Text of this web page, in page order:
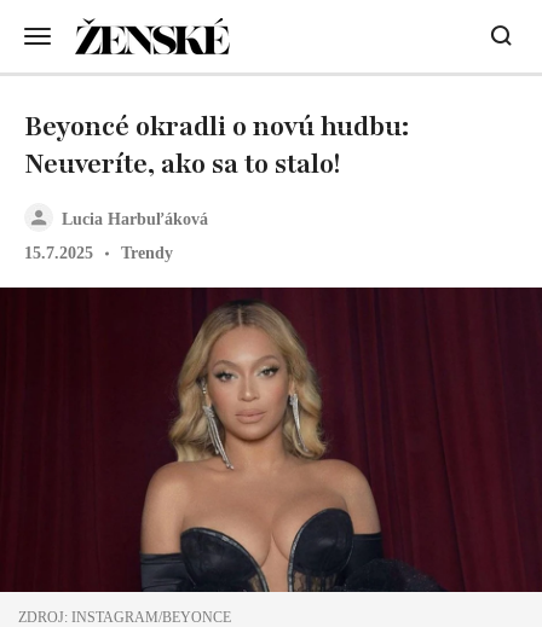
Lucia Harbuľáková
15.7.2025
Trendy
Beyoncé okradli o novú hudbu:
Neuveríte, ako sa to stalo!
ZDROJ: INSTAGRAM/BEYONCE